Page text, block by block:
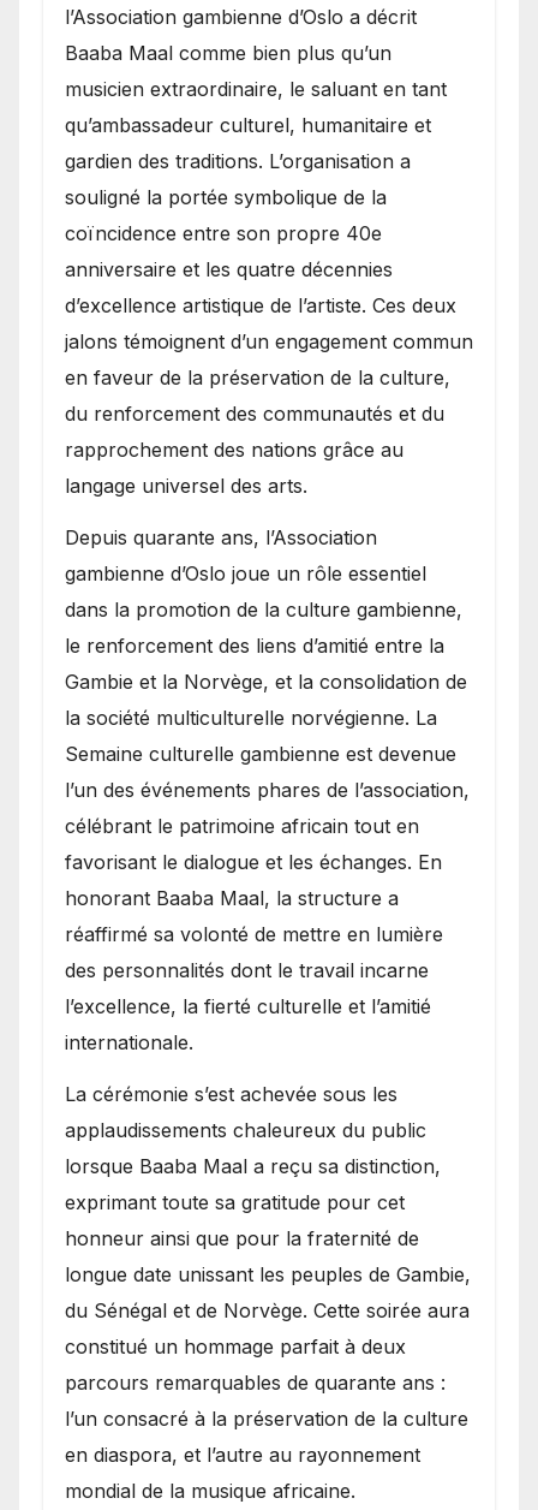
l’Association gambienne d’Oslo a décrit
Baaba Maal comme bien plus qu’un
musicien extraordinaire, le saluant en tant
qu’ambassadeur culturel, humanitaire et
gardien des traditions. L’organisation a
souligné la portée symbolique de la
coïncidence entre son propre 40e
anniversaire et les quatre décennies
d’excellence artistique de l’artiste. Ces deux
jalons témoignent d’un engagement commun
en faveur de la préservation de la culture,
du renforcement des communautés et du
rapprochement des nations grâce au
langage universel des arts.
​Depuis quarante ans, l’Association
gambienne d’Oslo joue un rôle essentiel
dans la promotion de la culture gambienne,
le renforcement des liens d’amitié entre la
Gambie et la Norvège, et la consolidation de
la société multiculturelle norvégienne. La
Semaine culturelle gambienne est devenue
l’un des événements phares de l’association,
célébrant le patrimoine africain tout en
favorisant le dialogue et les échanges. En
honorant Baaba Maal, la structure a
réaffirmé sa volonté de mettre en lumière
des personnalités dont le travail incarne
l’excellence, la fierté culturelle et l’amitié
internationale.
​La cérémonie s’est achevée sous les
applaudissements chaleureux du public
lorsque Baaba Maal a reçu sa distinction,
exprimant toute sa gratitude pour cet
honneur ainsi que pour la fraternité de
longue date unissant les peuples de Gambie,
du Sénégal et de Norvège. Cette soirée aura
constitué un hommage parfait à deux
parcours remarquables de quarante ans :
l’un consacré à la préservation de la culture
en diaspora, et l’autre au rayonnement
mondial de la musique africaine.